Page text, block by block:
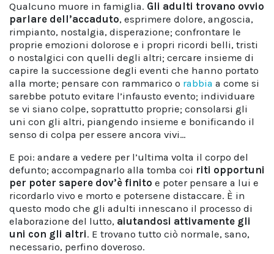
Qualcuno muore in famiglia. Gli adulti trovano ovvio
parlare dell’accaduto, esprimere dolore, angoscia,
rimpianto, nostalgia, disperazione; confrontare le
proprie emozioni dolorose e i propri ricordi belli, tristi
o nostalgici con quelli degli altri; cercare insieme di
capire la successione degli eventi che hanno portato
alla morte; pensare con rammarico o rabbia a come si
sarebbe potuto evitare l’infausto evento; individuare
se vi siano colpe, soprattutto proprie; consolarsi gli
uni con gli altri, piangendo insieme e bonificando il
senso di colpa per essere ancora vivi…
E poi: andare a vedere per l’ultima volta il corpo del
defunto; accompagnarlo alla tomba coi riti opportuni
per poter sapere dov’è finito e poter pensare a lui e
ricordarlo vivo e morto e potersene distaccare. È in
questo modo che gli adulti innescano il processo di
elaborazione del lutto, aiutandosi attivamente gli
uni con gli altri. E trovano tutto ciò normale, sano,
necessario, perfino doveroso.